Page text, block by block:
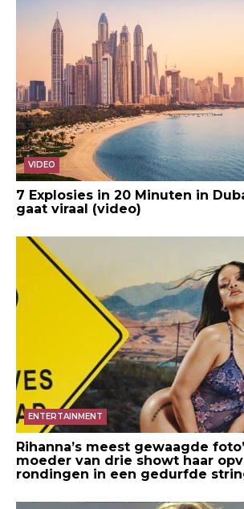
VIDEO
7 Explosies in 20 Minuten in
gaat viraal (video)
ENTERTAINMENT
Rihanna’s meest gewaagde
moeder van drie showt haar
rondingen in een gedurfde